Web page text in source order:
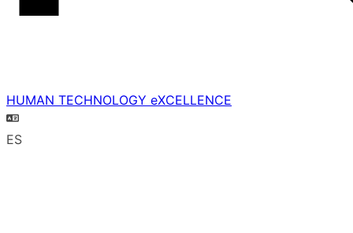
HUMAN TECHNOLOGY eXCELLENCE
ES